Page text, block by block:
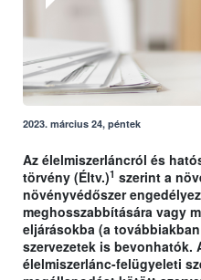
2023. március 24, péntek
Az élelmiszerláncról és
törvény (Éltv.)1 szerint a
növényvédőszer
meghosszabbítására vagy
eljárásokba (a
szervezetek is bevonhatók.
élelmiszerlánc-felügyeleti